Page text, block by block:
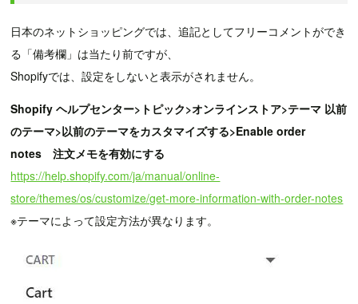
日本のネットショッピングでは、追記としてフリーコメントができ
る「備考欄」は当たり前ですが、
Shopifyでは、設定をしないと表示がされません。
Shopify ヘルプセンター>トピック>オンラインストア>テーマ 以前
のテーマ>以前のテーマをカスタマイズする>Enable order
notes 注文メモを有効にする
https://help.shopify.com/ja/manual/online-
store/themes/os/customize/get-more-information-with-order-notes
※テーマによって設定方法が異なります。